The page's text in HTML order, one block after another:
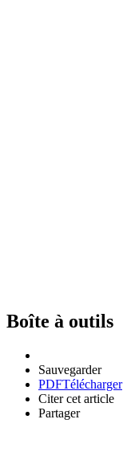
Boîte à outils
Sauvegarder
PDFTélécharger
Citer cet article
Partager